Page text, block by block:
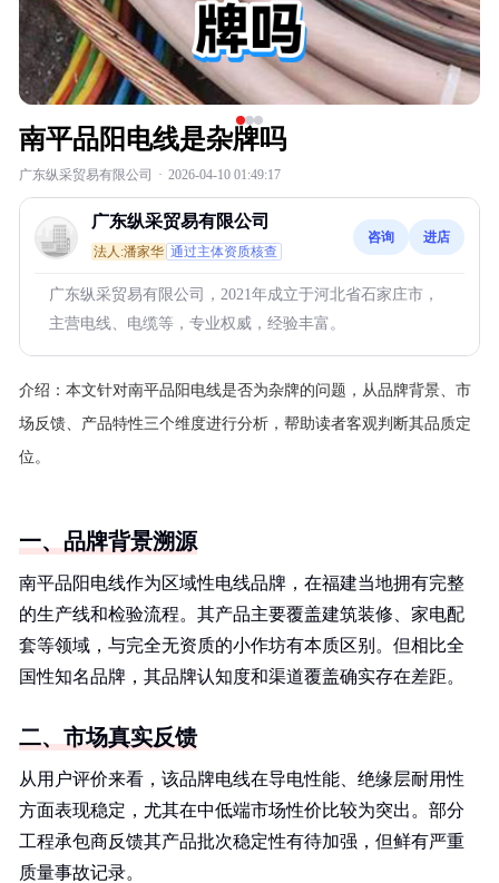
南平品阳电线是杂牌吗
广东纵采贸易有限公司 · 2026-04-10 01:49:17
广东纵采贸易有限公司
法人:潘家华 通过主体资质核查
咨询 进店
广东纵采贸易有限公司，2021年成立于河北省石家庄市，
主营电线、电缆等，专业权威，经验丰富。
介绍： 本文针对南平品阳电线是否为杂牌的问题，从品牌背景、市
场反馈、产品特性三个维度进行分析，帮助读者客观判断其品质定
位。
一、品牌背景溯源
南平品阳电线作为区域性电线品牌，在福建当地拥有完整
的生产线和检验流程。其产品主要覆盖建筑装修、家电配
套等领域，与完全无资质的小作坊有本质区别。但相比全
国性知名品牌，其品牌认知度和渠道覆盖确实存在差距。
二、市场真实反馈
从用户评价来看，该品牌电线在导电性能、绝缘层耐用性
方面表现稳定，尤其在中低端市场性价比较为突出。部分
工程承包商反馈其产品批次稳定性有待加强，但鲜有严重
质量事故记录。